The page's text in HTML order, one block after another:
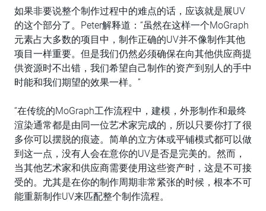
如果非要说整个制作过程中的难点的话，应该就是展UV
的这个部分了。Peter解释道：“虽然在这样一个MoGraph
元素占大多数的项目中，制作正确的UV并不像制作其他
项目一样重要。但是我们仍然必须确保在向其他供应商提
供资源时不出错，我们希望自己制作的资产到别人的手中
时能和我们期望的效果一样。”
“在传统的MoGraph工作流程中，建模，外形制作和最终
渲染通常都是由同一位艺术家完成的，所以只要你打了很
多你可以摆脱的痕迹。简单的立方体或平铺模式都可以做
到这一点，没有人会在意你的UV是否是完美的。然而，
当其他艺术家和供应商需要使用这些资产时，这是不可接
受的。尤其是在你的制作周期非常紧张的时候，根本不可
能重新制作UV来匹配整个制作流程。